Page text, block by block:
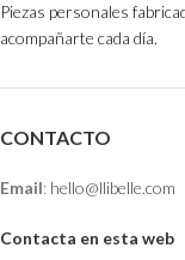
Piezas personales
acompañarte cada día.
CONTACTO
Email: hello@llibelle.com
Contacta en esta web